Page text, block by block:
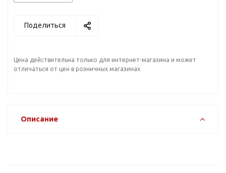
Поделиться
Цена действительна только для интернет-магазина и может
отличаться от цен в розничных магазинах
Описание